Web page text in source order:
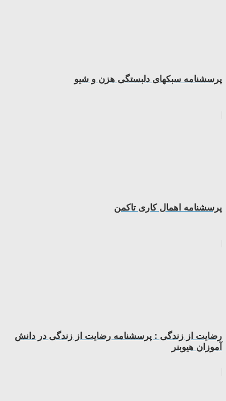
پرسشنامه سبکهای دلبستگی هزن و شیو
پرسشنامه اهمال کاری تاکمن
رضایت از زندگی : پرسشنامه رضایت از زندگی در دانش
آموزان هیوبنر